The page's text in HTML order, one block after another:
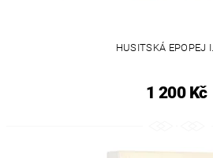
HUSITSKÁ EPOPEJ
1 200 Kč